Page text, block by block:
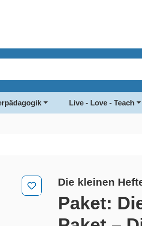
Live - Love - Teach
Die kleinen
Paket: